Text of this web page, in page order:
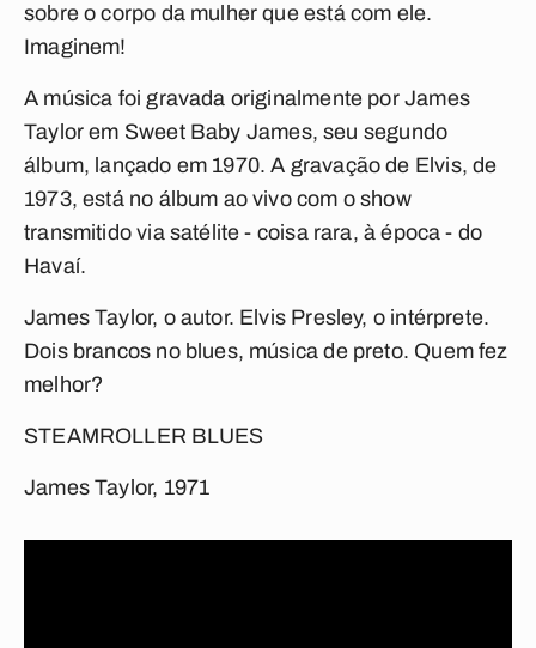
sobre o corpo da mulher que está com ele.
Imaginem!
A música foi gravada originalmente por James
Taylor em Sweet Baby James, seu segundo
álbum, lançado em 1970. A gravação de Elvis, de
1973, está no álbum ao vivo com o show
transmitido via satélite - coisa rara, à época - do
Havaí.
James Taylor, o autor. Elvis Presley, o intérprete.
Dois brancos no blues, música de preto. Quem fez
melhor?
STEAMROLLER BLUES
James Taylor, 1971